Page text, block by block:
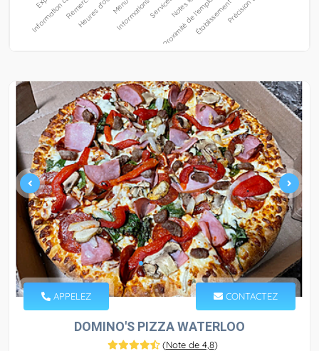
APPELEZ CONTACTEZ
DOMINO'S PIZZA WATERLOO
(Note de 4,8)